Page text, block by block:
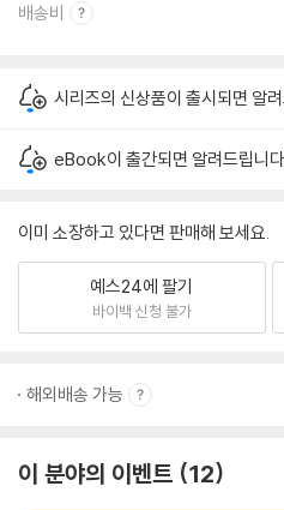
배송비
시리즈의 신상품이 출시되면 알
eBook이 출간되면 알려드립니
이미 소장하고 있다면 판매해 보세요.
예스24에 팔기
바이백 신청 불가
해외배송 가능
이 분야의 이벤트 12